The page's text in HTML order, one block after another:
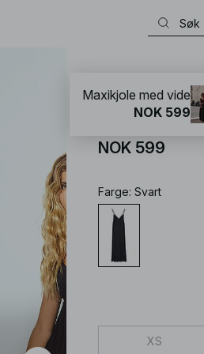
Maxikjole
NOK 599
Farge: Svart
XS
Maxikjole med vide
NOK 599